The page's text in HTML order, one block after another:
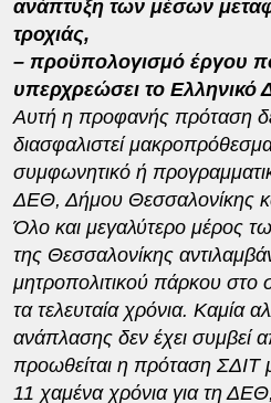
ανάπτυξη των μέσων
τροχιάς,
– προϋπολογισμό έργου
υπερχρεώσει το Ελληνικό
Αυτή η προφανής πρόταση
διασφαλιστεί
συμφωνητικό ή
ΔΕΘ, Δήμου Θεσσαλονίκης
Όλο και μεγαλύτερο μέρος
της Θεσσαλονίκης
μητροπολιτικού πάρκου
τα τελευταία χρόνια. Καμία
ανάπλασης δεν έχει συμβεί
προωθείται η πρόταση ΣΔΙΤ
11 χαμένα χρόνια για τη